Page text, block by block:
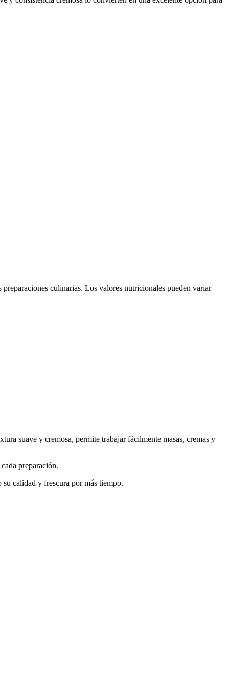
culinarias. Los valores nutricionales pueden variar
suave y cremosa, permite trabajar fácilmente masas, cremas y
preparación.
calidad y frescura por más tiempo.